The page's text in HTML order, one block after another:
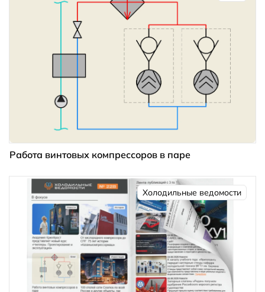
Работа винтовых компрессоров в паре
Холодильные ведомости